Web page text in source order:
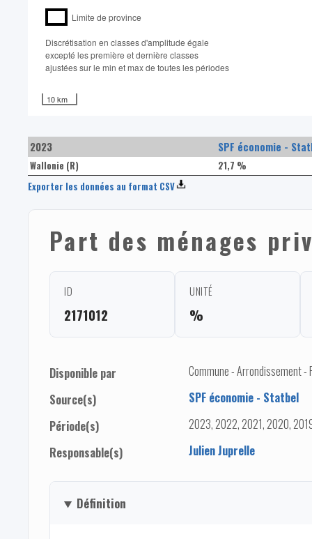
Limite de province
Discrétisation en classes d'amplitude égale​
excepté les première et dernière classes
ajustées sur le min et max de toutes les périodes
10 km
2023 SPF économie -
Wallonie (R)
21,7 %
Exporter les données au format CSV
Part des ménages
ID
2171012
UNITÉ
%
Disponible par
Commune - Arrondissement -
Source(s)
SPF économie - Statbel
Période(s)
2023, 2022, 2021, 2020,
Responsable(s)
Julien Juprelle
Définition